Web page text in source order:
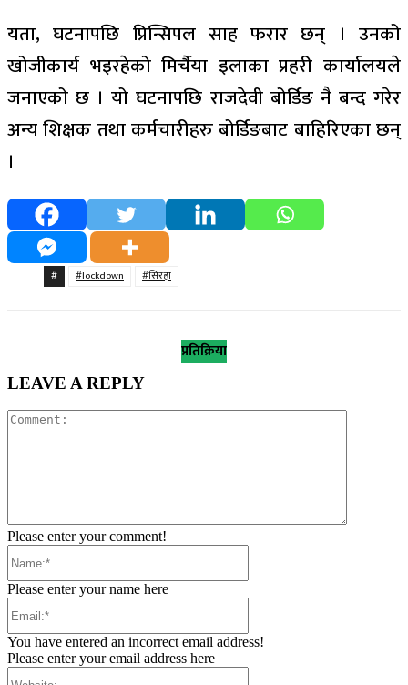
यता, घटनापछि प्रिन्सिपल साह फरार छन् । उनको
खोजीकार्य भइरहेको मिर्चैया इलाका प्रहरी कार्यालयले
जनाएको छ । यो घटनापछि राजदेवी बोर्डिङ नै बन्द गरेर
अन्य शिक्षक तथा कर्मचारीहरु बोर्डिङबाट बाहिरिएका छन्
।
# #lockdown #सिरहा
प्रतिक्रिया
LEAVE A REPLY
Please enter your comment!
Please enter your name here
You have entered an incorrect email address!
Please enter your email address here